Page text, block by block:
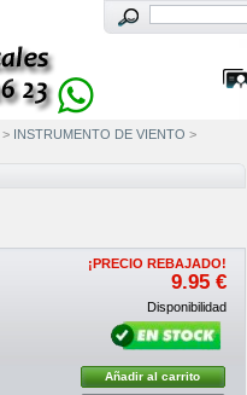
> INSTRUMENTO DE VIENTO >
¡PRECIO REBAJADO!
9.95 €
Disponibilidad
Añadir al carrito